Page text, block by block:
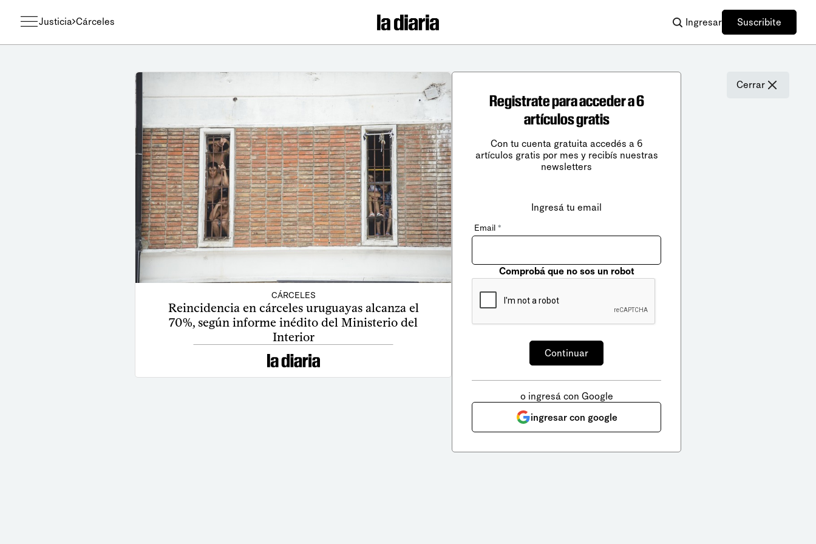
Justicia Cárceles Ingresar Suscribite
CÁRCELES
Reincidencia en cárceles uruguayas alcanza el
70%, según informe inédito del Ministerio del
Interior
Cerrar
Registrate para acceder a 6
artículos gratis
Con tu cuenta gratuita accedés a 6
artículos gratis por mes y recibís nuestras
newsletters
Ingresá tu email
Email *
Comprobá que no sos un robot
o ingresá con Google
ingresar con google